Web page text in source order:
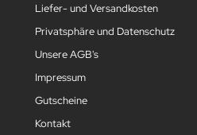
Liefer- und Versandkosten
Privatsphäre und Datenschutz
Unsere AGB's
Impressum
Gutscheine
Kontakt